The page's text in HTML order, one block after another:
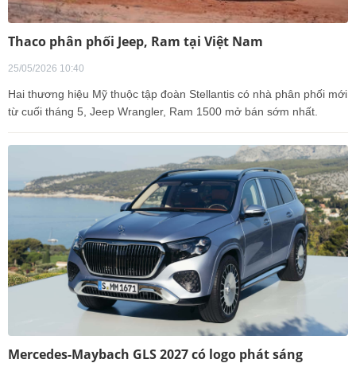
Thaco phân phối Jeep, Ram tại Việt Nam
25/05/2026 10:40
Hai thương hiệu Mỹ thuộc tập đoàn Stellantis có nhà phân phối mới
từ cuối tháng 5, Jeep Wrangler, Ram 1500 mở bán sớm nhất.
Mercedes-Maybach GLS 2027 có logo phát sáng